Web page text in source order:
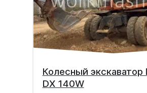
Колесный экскаватор
DX 140W